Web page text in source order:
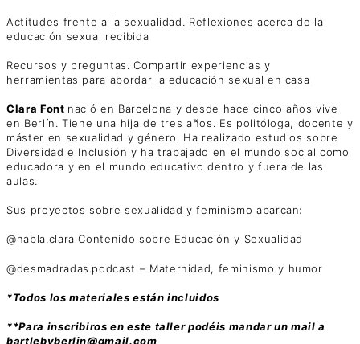
Actitudes frente a la sexualidad. Reflexiones acerca de la
educación sexual recibida
Recursos y preguntas. Compartir experiencias y
herramientas para abordar la educación sexual en casa
Clara Font nació en Barcelona y desde hace cinco años vive
en Berlín. Tiene una hija de tres años. Es politóloga, docente y
máster en sexualidad y género. Ha realizado estudios sobre
Diversidad e Inclusión y ha trabajado en el mundo social como
educadora y en el mundo educativo dentro y fuera de las
aulas.
Sus proyectos sobre sexualidad y feminismo abarcan:
@habla.clara Contenido sobre Educación y Sexualidad
@desmadradas.podcast – Maternidad, feminismo y humor
*Todos los materiales están incluidos
**Para inscribiros en este taller podéis mandar un mail a
bartlebyberlin@gmail.com